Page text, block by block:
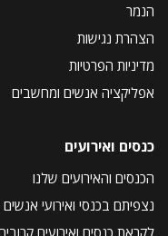
הנמר
הצהרת נגישות
מדיניות הפרטיות
אפליקציה אנשים ומחשבים
כנסים ואירועים
הכנסים והאירועים שלנו
נצפיתם בכנסי ואירועי
לקראת כנסים ואירועים